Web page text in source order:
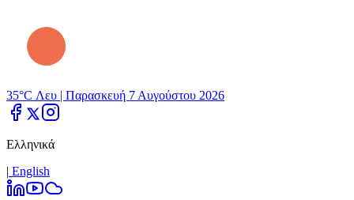
35°C Λευ | Παρασκευή 7 Αυγούστου 2026
Ελληνικά
| Εnglish